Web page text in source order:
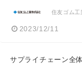
住友ゴム工
2023/12/11
サプライチェーン全